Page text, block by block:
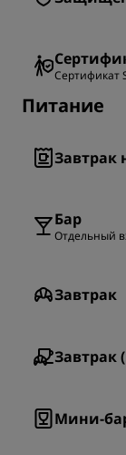
Сертификат
Питание
Завтрак
Бар
Отдельный
Завтрак
Завтрак
Мини-